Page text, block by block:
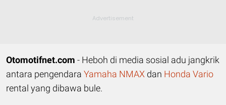
Otomotifnet.com - Heboh di media sosial adu jangkrik
antara pengendara Yamaha NMAX dan Honda Vario
rental yang dibawa bule.